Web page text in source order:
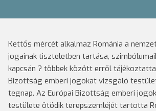
Kettős mércét alkalmaz Románia a
jogainak tiszteletben tartása,
kapcsán ? többek között erről
Bizottság emberi jogokat vizsgáló
tegnap. Az Európai Bizottság emberi
testülete ötödik terepszemléjét tartotta